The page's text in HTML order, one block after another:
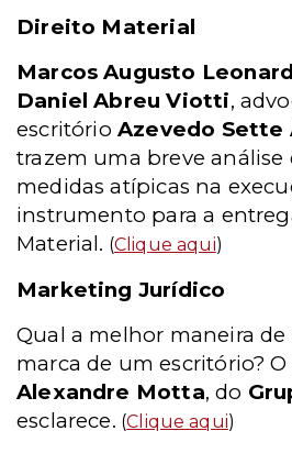
Direito Material
Marcos Augusto
Daniel Abreu Viotti,
escritórioAzevedo Sette
trazem uma breve análise
medidas atípicas na
instrumento para a
Material. (Clique aqui)
Marketing Jurídico
Qual a melhor maneira de
marca de um escritório?
Alexandre Motta, do
esclarece. (Clique aqui)